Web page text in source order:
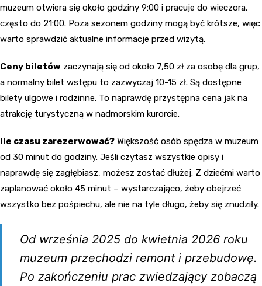
muzeum otwiera się około godziny 9:00 i pracuje do wieczora,
często do 21:00. Poza sezonem godziny mogą być krótsze, więc
warto sprawdzić aktualne informacje przed wizytą.
Ceny biletów zaczynają się od około 7,50 zł za osobę dla grup,
a normalny bilet wstępu to zazwyczaj 10-15 zł. Są dostępne
bilety ulgowe i rodzinne. To naprawdę przystępna cena jak na
atrakcję turystyczną w nadmorskim kurorcie.
Ile czasu zarezerwować? Większość osób spędza w muzeum
od 30 minut do godziny. Jeśli czytasz wszystkie opisy i
naprawdę się zagłębiasz, możesz zostać dłużej. Z dziećmi warto
zaplanować około 45 minut – wystarczająco, żeby obejrzeć
wszystko bez pośpiechu, ale nie na tyle długo, żeby się znudziły.
Od września 2025 do kwietnia 2026 roku
muzeum przechodzi remont i przebudowę.
Po zakończeniu prac zwiedzający zobaczą